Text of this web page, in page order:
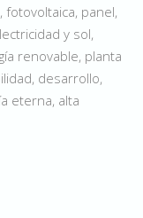
fotovoltaica, panel,
y sol,
renovable, planta
desarrollo,
eterna, alta